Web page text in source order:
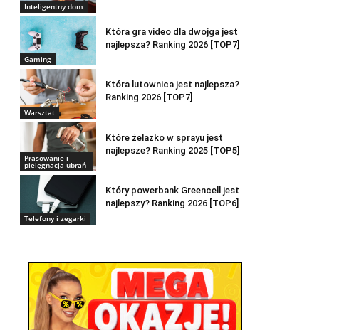
Inteligentny dom
Gaming
Która gra video dla dwojga jest
najlepsza? Ranking 2026 [TOP7]
Warsztat
Która lutownica jest najlepsza?
Ranking 2026 [TOP7]
Prasowanie i
pielęgnacja ubrań
Które żelazko w sprayu jest
najlepsze? Ranking 2025 [TOP5]
Telefony i zegarki
Który powerbank Greencell jest
najlepszy? Ranking 2026 [TOP6]